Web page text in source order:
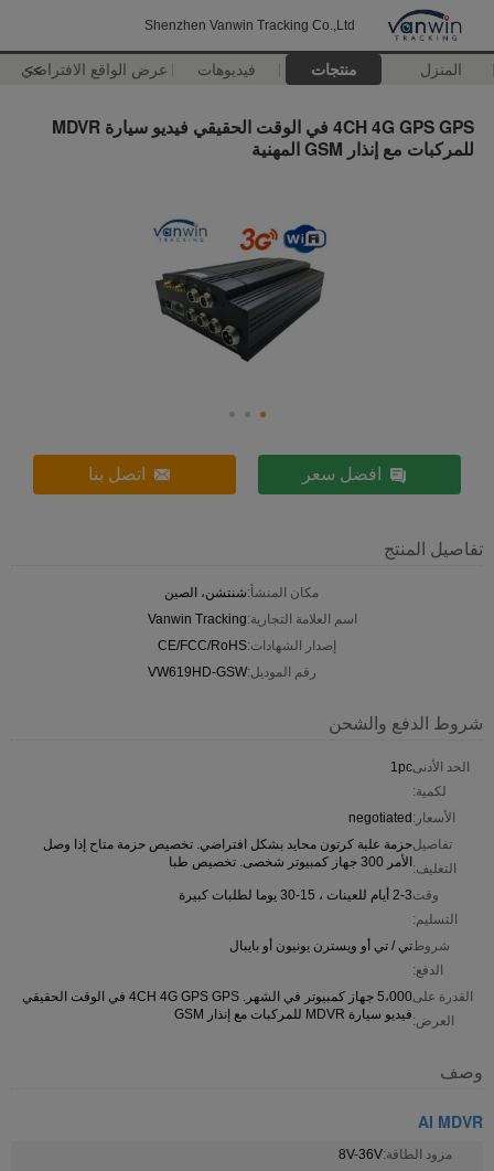
Shenzhen Vanwin Tracking Co.,Ltd
المنزل منتجات فيديوهات عرض الواقع الافتراضي
>>
4CH 4G GPS GPS في الوقت الحقيقي فيديو سيارة MDVR
للمركبات مع إنذار GSM المهنية
افضل سعر اتصل بنا
تفاصيل المنتج
مكان المنشأ:شنتشن، الصين
اسم العلامة التجارية:Vanwin Tracking
إصدار الشهادات:CE/FCC/RoHS
رقم الموديل:VW619HD-GSW
شروط الدفع والشحن
الحد الأدنى
لكمية:
1pc
الأسعار:negotiated
تفاصيل
التغليف:
حزمة علبة كرتون محايد بشكل افتراضي. تخصيص حزمة متاح إذا وصل
الأمر 300 جهاز كمبيوتر شخصى. تخصيص طبا
وقت
التسليم:
2-3 أيام للعينات ، 15-30 يوما لطلبات كبيرة
شروط
الدفع:
تي / تي أو ويسترن يونيون أو بايبال
القدرة على
العرض:
5،000 جهاز كمبيوتر في الشهر. 4CH 4G GPS GPS في الوقت الحقيقي
فيديو سيارة MDVR للمركبات مع إنذار GSM
وصف
AI MDVR
مزود الطاقة:8V-36V